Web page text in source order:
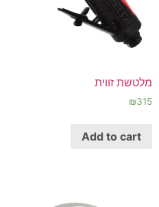
מלטשת זווית
₪315
Add to cart